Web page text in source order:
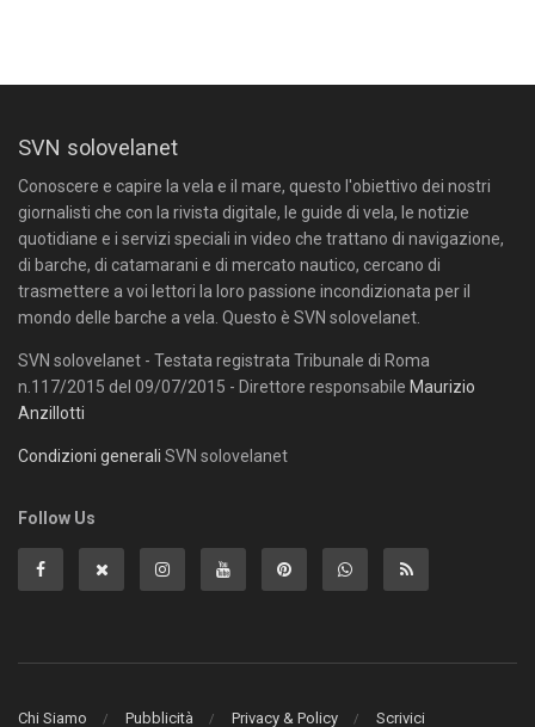
SVN solovelanet
Conoscere e capire la vela e il mare, questo l'obiettivo dei nostri
giornalisti che con la rivista digitale, le guide di vela, le notizie
quotidiane e i servizi speciali in video che trattano di navigazione,
di barche, di catamarani e di mercato nautico, cercano di
trasmettere a voi lettori la loro passione incondizionata per il
mondo delle barche a vela. Questo è SVN solovelanet.
SVN solovelanet - Testata registrata Tribunale di Roma
n.117/2015 del 09/07/2015 - Direttore responsabile Maurizio
Anzillotti
Condizioni generali SVN solovelanet
Follow Us
Chi Siamo Pubblicità Privacy & Policy Scrivici